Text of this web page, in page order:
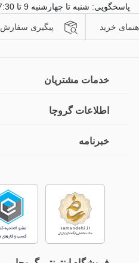
پاسخگویی: شنبه تا چهارشنبه 9 تا 17:30، پنجشنبه 9 تا 14:30
خرید پیگیری سفارش
خدمات مشتریان
اطلاعات گروچا
خبرنامه